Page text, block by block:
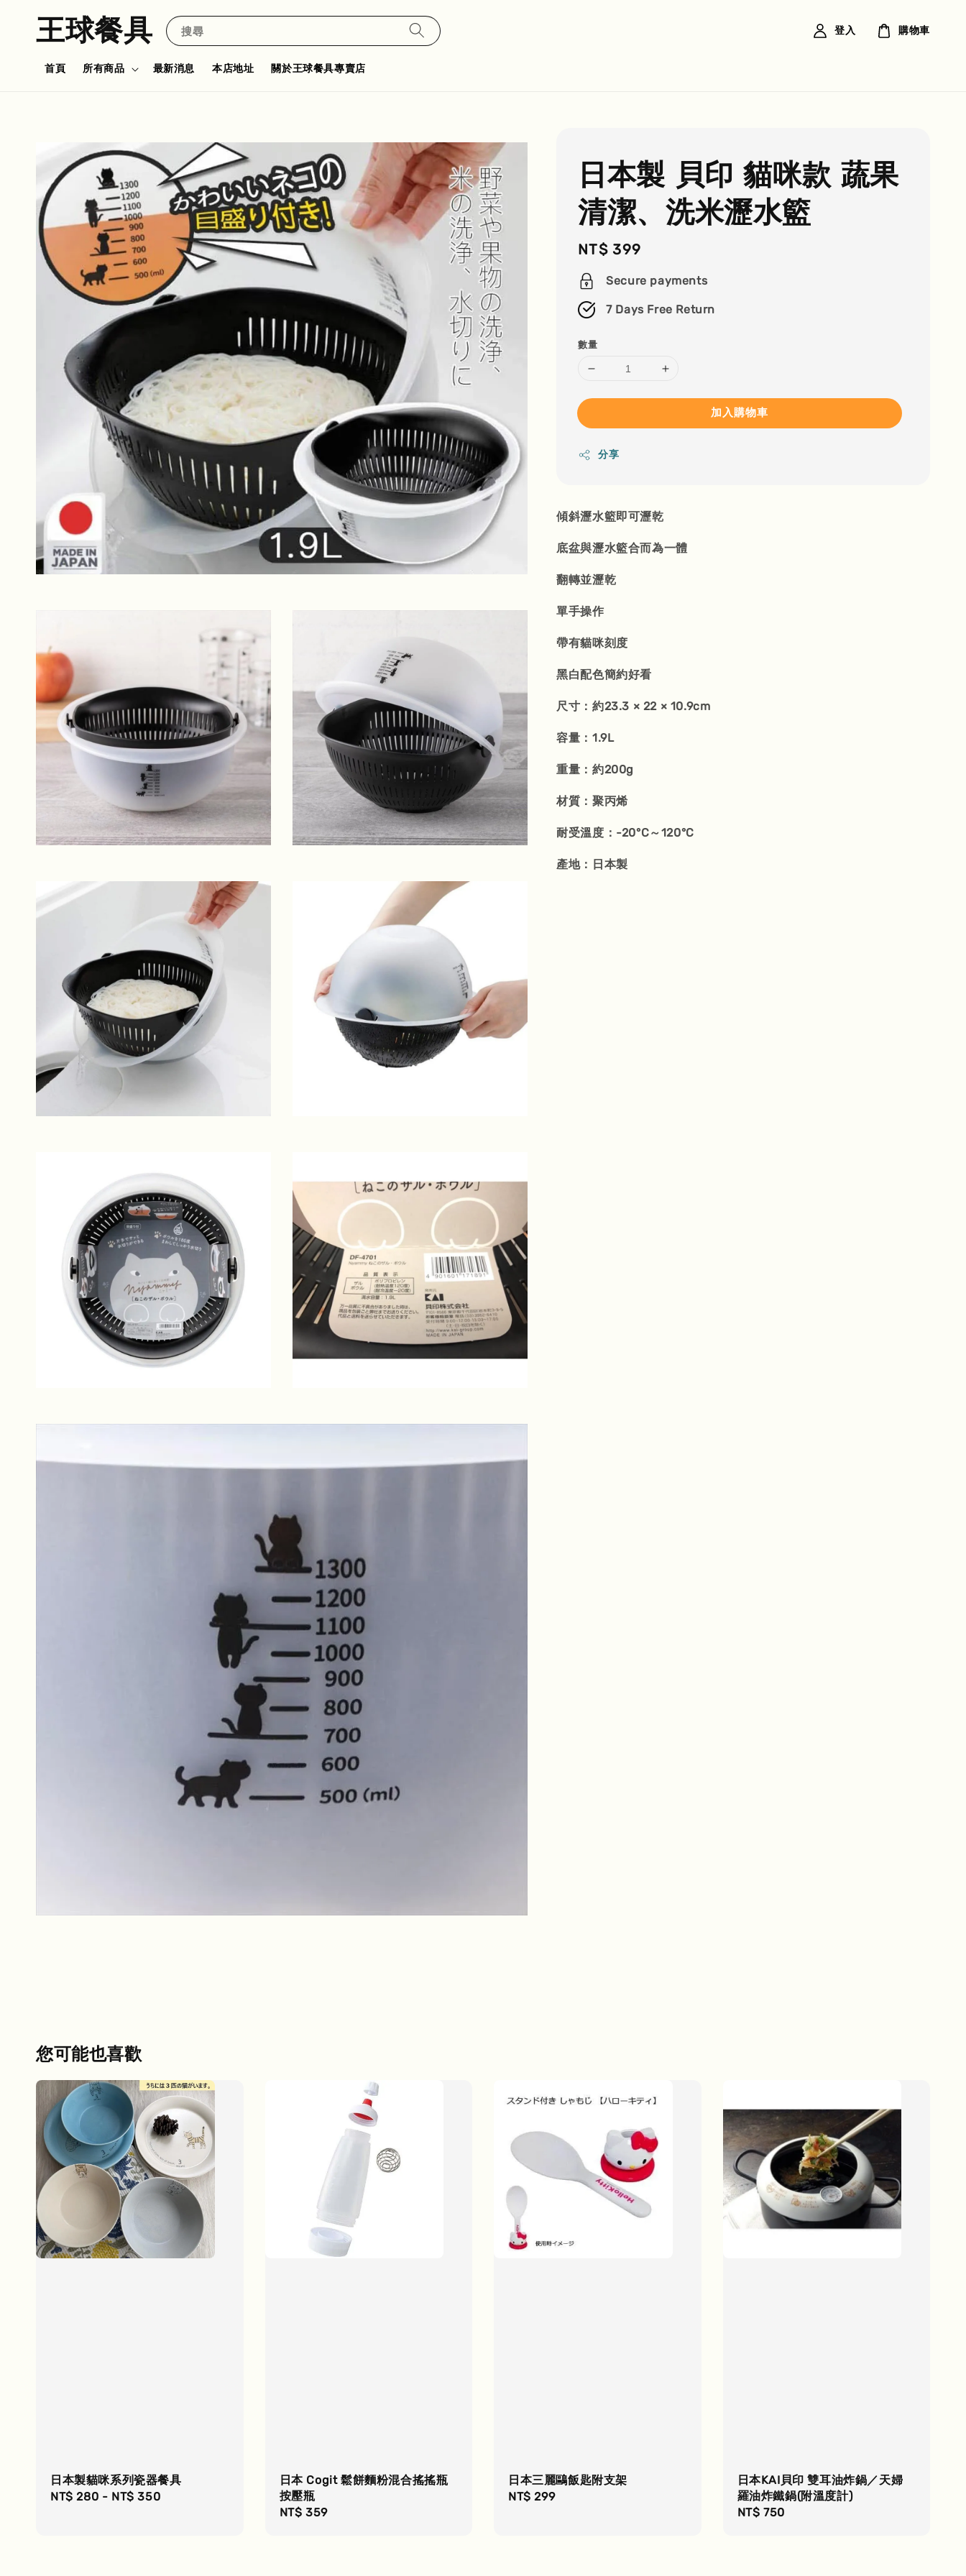
王球餐具 搜尋
首頁 所有商品 最新消息 本店地址 關於王球餐具專賣店
登入 購物車
日本製 貝印 貓咪款 蔬果
清潔、洗米瀝水籃
Regular
price
NT$ 399
Secure payments
7 Days Free Return
數量
加入購物車
分享
傾斜瀝水籃即可瀝乾
底盆與瀝水籃合而為一體
翻轉並瀝乾
單手操作
帶有貓咪刻度
黑白配色簡約好看
尺寸：約23.3 × 22 × 10.9cm
容量：1.9L
重量：約200g
材質：聚丙烯
耐受溫度：-20°C～120°C
產地：日本製
您可能也喜歡
日本製貓咪系列瓷器餐具
Regular
NT$ 280 - NT$ 350
日本 Cogit 鬆餅麵粉混合搖搖瓶
按壓瓶
Regular
NT$ 359
日本三麗鷗飯匙附支架
Regular
NT$ 299
日本KAI貝印 雙耳油炸鍋／天婦
羅油炸鐵鍋(附溫度計)
Regular
NT$ 750